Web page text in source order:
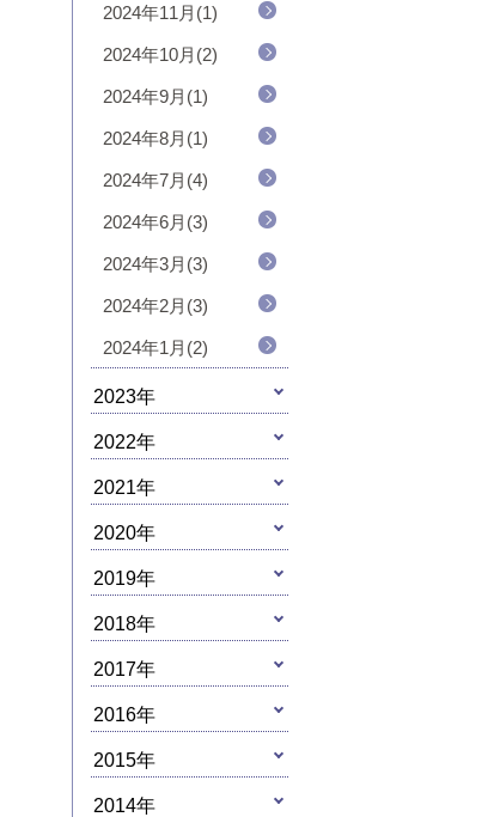
2024年11月(1)
2024年10月(2)
2024年9月(1)
2024年8月(1)
2024年7月(4)
2024年6月(3)
2024年3月(3)
2024年2月(3)
2024年1月(2)
2023年
2022年
2021年
2020年
2019年
2018年
2017年
2016年
2015年
2014年